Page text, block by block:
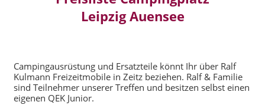
Leipzig Auensee
Campingausrüstung und Ersatzteile könnt Ihr über Ralf
Kulmann Freizeitmobile in Zeitz beziehen. Ralf & Familie
sind Teilnehmer unserer Treffen und besitzen selbst einen
eigenen QEK Junior.